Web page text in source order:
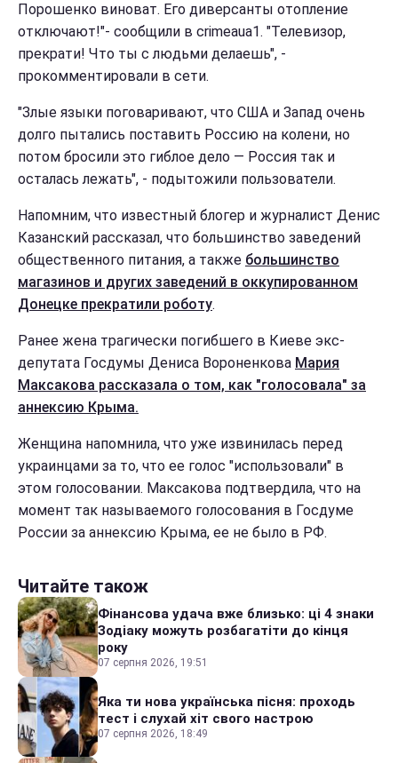
Порошенко виноват. Его диверсанты отопление
отключают!"- сообщили в crimeaua1. "Телевизор,
прекрати! Что ты с людьми делаешь", -
прокомментировали в сети.
"Злые языки поговаривают, что США и Запад очень
долго пытались поставить Россию на колени, но
потом бросили это гиблое дело — Россия так и
осталась лежать", - подытожили пользователи.
Напомним, что известный блогер и журналист Денис
Казанский рассказал, что большинство заведений
общественного питания, а также большинство
магазинов и других заведений в оккупированном
Донецке прекратили роботу.
Ранее жена трагически погибшего в Киеве экс-
депутата Госдумы Дениса Вороненкова Мария
Максакова рассказала о том, как "голосовала" за
аннексию Крыма.
Женщина напомнила, что уже извинилась перед
украинцами за то, что ее голос "использовали" в
этом голосовании. Максакова подтвердила, что на
момент так называемого голосования в Госдуме
России за аннексию Крыма, ее не было в РФ.
Читайте також
Фінансова удача вже близько: ці 4 знаки
Зодіаку можуть розбагатіти до кінця
року
07 серпня 2026, 19:51
Яка ти нова українська пісня: проходь
тест і слухай хіт свого настрою
07 серпня 2026, 18:49